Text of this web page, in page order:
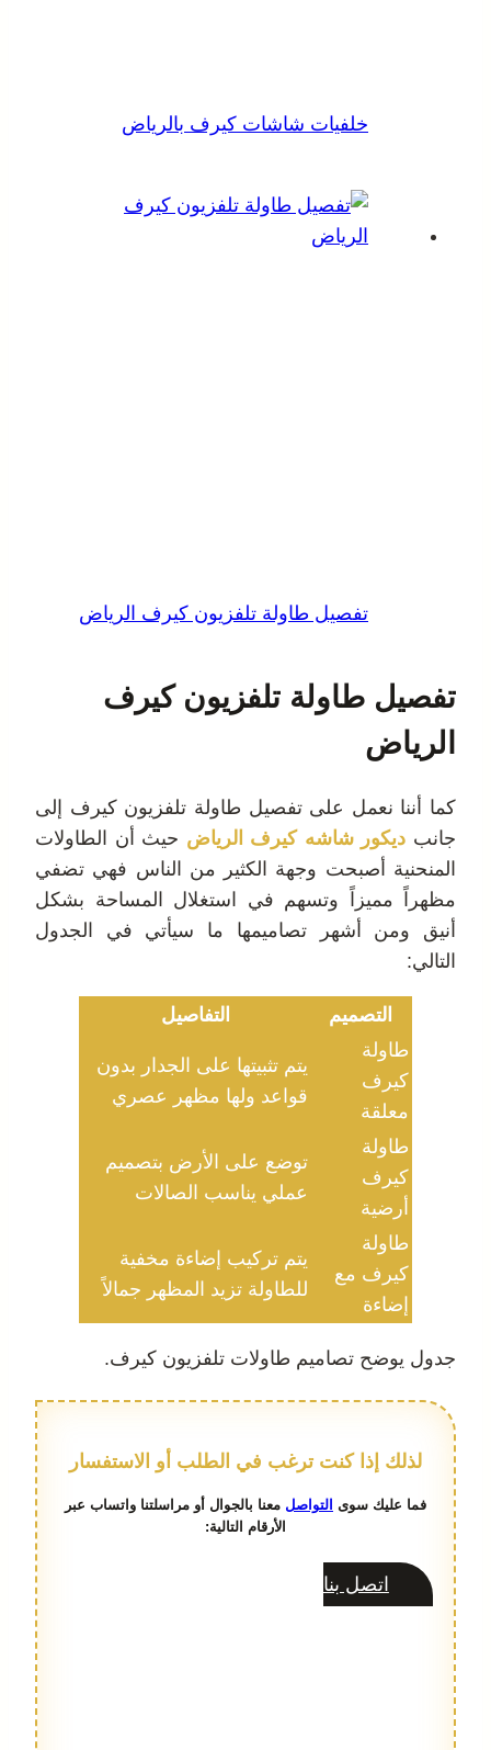
خلفيات شاشات كيرف بالرياض
تفصيل طاولة تلفزيون كيرف الرياض
تفصيل طاولة تلفزيون كيرف
الرياض
كما أننا نعمل على تفصيل طاولة تلفزيون كيرف إلى
جانب ديكور شاشه كيرف الرياض حيث أن الطاولات
المنحنية أصبحت وجهة الكثير من الناس فهي تضفي
مظهراً مميزاً وتسهم في استغلال المساحة بشكل
أنيق ومن أشهر تصاميمها ما سيأتي في الجدول
التالي:
التصميم
التفاصيل
طاولة
كيرف
معلقة
يتم تثبيتها على الجدار بدون
قواعد ولها مظهر عصري
طاولة
كيرف
أرضية
توضع على الأرض بتصميم
عملي يناسب الصالات
طاولة
كيرف مع
إضاءة
يتم تركيب إضاءة مخفية
للطاولة تزيد المظهر جمالاً
جدول يوضح تصاميم طاولات تلفزيون كيرف.
لذلك إذا كنت ترغب في الطلب أو الاستفسار
فما عليك سوى التواصل معنا بالجوال أو مراسلتنا واتساب عبر
الأرقام التالية:
اتصل بنا